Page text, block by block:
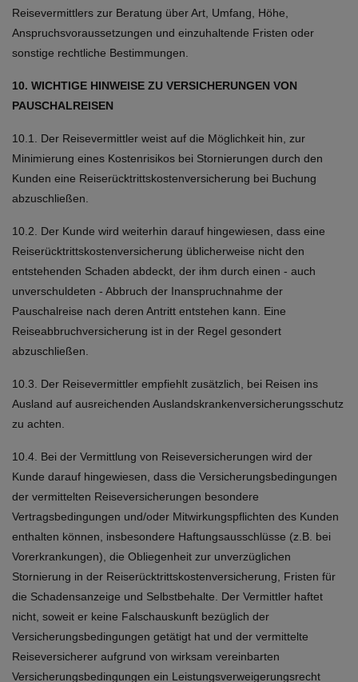
Reisevermittlers zur Beratung über Art, Umfang, Höhe,
Anspruchsvoraussetzungen und einzuhaltende Fristen oder
sonstige rechtliche Bestimmungen.
10. WICHTIGE HINWEISE ZU VERSICHERUNGEN VON
PAUSCHALREISEN
10.1. Der Reisevermittler weist auf die Möglichkeit hin, zur
Minimierung eines Kostenrisikos bei Stornierungen durch den
Kunden eine Reiserücktrittskostenversicherung bei Buchung
abzuschließen.
10.2. Der Kunde wird weiterhin darauf hingewiesen, dass eine
Reiserücktrittskostenversicherung üblicherweise nicht den
entstehenden Schaden abdeckt, der ihm durch einen - auch
unverschuldeten - Abbruch der Inanspruchnahme der
Pauschalreise nach deren Antritt entstehen kann. Eine
Reiseabbruchversicherung ist in der Regel gesondert
abzuschließen.
10.3. Der Reisevermittler empfiehlt zusätzlich, bei Reisen ins
Ausland auf ausreichenden Auslandskrankenversicherungsschutz
zu achten.
10.4. Bei der Vermittlung von Reiseversicherungen wird der
Kunde darauf hingewiesen, dass die Versicherungsbedingungen
der vermittelten Reiseversicherungen besondere
Vertragsbedingungen und/oder Mitwirkungspflichten des Kunden
enthalten können, insbesondere Haftungsausschlüsse (z.B. bei
Vorerkrankungen), die Obliegenheit zur unverzüglichen
Stornierung in der Reiserücktrittskostenversicherung, Fristen für
die Schadensanzeige und Selbstbehalte. Der Vermittler haftet
nicht, soweit er keine Falschauskunft bezüglich der
Versicherungsbedingungen getätigt hat und der vermittelte
Reiseversicherer aufgrund von wirksam vereinbarten
Versicherungsbedingungen ein Leistungsverweigerungsrecht